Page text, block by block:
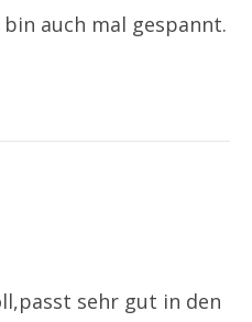
auch mal gespannt.
sehr gut in den